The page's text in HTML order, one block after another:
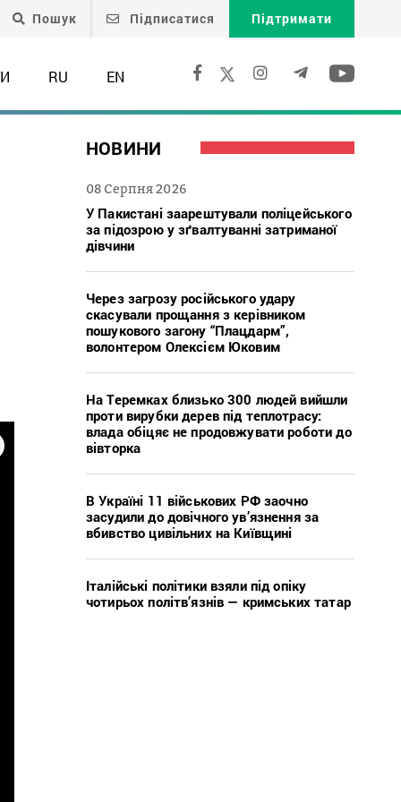
Пошук Підписатися Підтримати
RU EN
НОВИНИ
08 Серпня 2026
У Пакистані заарештували поліцейського
за підозрою у зґвалтуванні затриманої
дівчини
Через загрозу російського удару
скасували прощання з керівником
пошукового загону “Плацдарм”,
волонтером Олексієм Юковим
На Теремках близько 300 людей вийшли
проти вирубки дерев під теплотрасу:
влада обіцяє не продовжувати роботи до
вівторка
В Україні 11 військових РФ заочно
засудили до довічного ув’язнення за
вбивство цивільних на Київщині
Італійські політики взяли під опіку
чотирьох політв’язнів — кримських татар